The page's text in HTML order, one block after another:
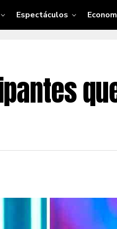
Espectáculos